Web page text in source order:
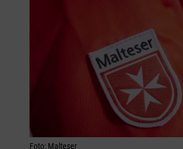
Foto: Malteser